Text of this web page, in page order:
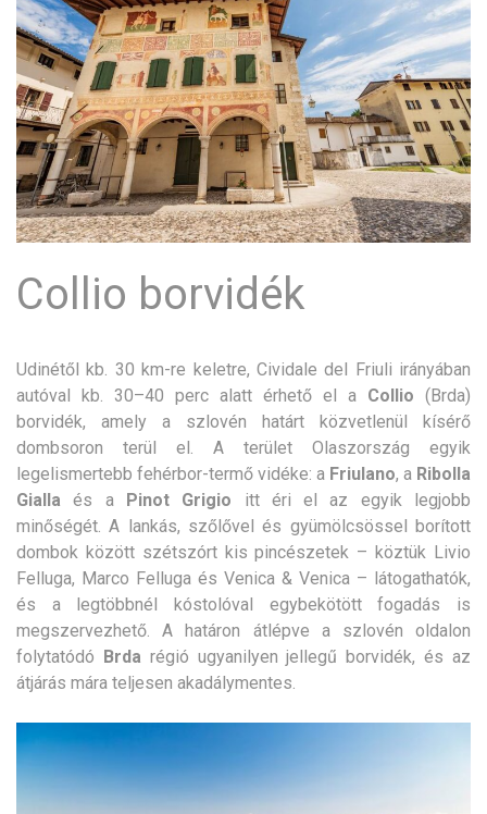
Collio borvidék
Udinétől kb. 30 km-re keletre, Cividale del Friuli irányában
autóval kb. 30–40 perc alatt érhető el a Collio (Brda)
borvidék, amely a szlovén határt közvetlenül kísérő
dombsoron terül el. A terület Olaszország egyik
legelismertebb fehérbor-termő vidéke: a Friulano, a Ribolla
Gialla és a Pinot Grigio itt éri el az egyik legjobb
minőségét. A lankás, szőlővel és gyümölcsössel borított
dombok között szétszórt kis pincészetek – köztük Livio
Felluga, Marco Felluga és Venica & Venica – látogathatók,
és a legtöbbnél kóstolóval egybekötött fogadás is
megszervezhető. A határon átlépve a szlovén oldalon
folytatódó
Brda régió ugyanilyen jellegű borvidék, és az
átjárás mára teljesen akadálymentes.